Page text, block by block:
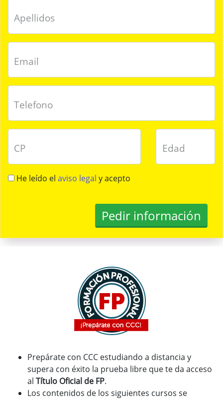
Apellidos
Email
Telefono
CP Edad
He leído el aviso legal y acepto
Prepárate con CCC estudiando a distancia y
supera con éxito la prueba libre que te da acceso
al Título Oficial de FP.
Los contenidos de los siguientes cursos se